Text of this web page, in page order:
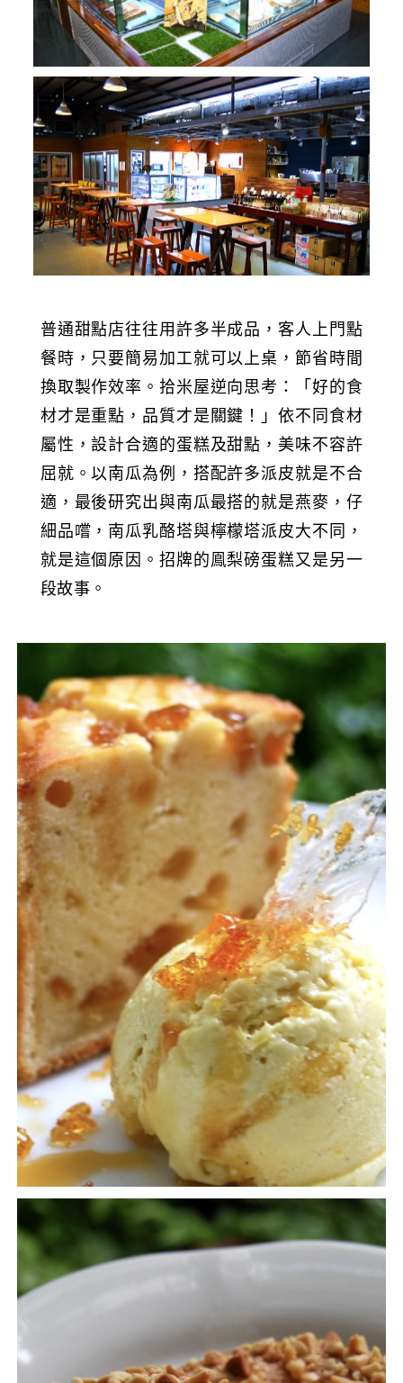
普通甜點店往往用許多半成品，客人上門點
餐時，只要簡易加工就可以上桌，節省時間
換取製作效率。拾米屋逆向思考：「好的食
材才是重點，品質才是關鍵！」依不同食材
屬性，設計合適的蛋糕及甜點，美味不容許
屈就。以南瓜為例，搭配許多派皮就是不合
適，最後研究出與南瓜最搭的就是燕麥，仔
細品嚐，南瓜乳酪塔與檸檬塔派皮大不同，
就是這個原因。招牌的鳯梨磅蛋糕又是另一
段故事。